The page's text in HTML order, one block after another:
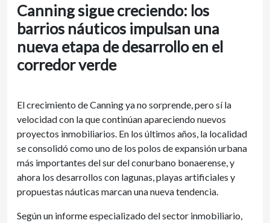
Canning sigue creciendo: los
barrios náuticos impulsan una
nueva etapa de desarrollo en el
corredor verde
El crecimiento de Canning ya no sorprende, pero sí la
velocidad con la que continúan apareciendo nuevos
proyectos inmobiliarios. En los últimos años, la localidad
se consolidó como uno de los polos de expansión urbana
más importantes del sur del conurbano bonaerense, y
ahora los desarrollos con lagunas, playas artificiales y
propuestas náuticas marcan una nueva tendencia.
Según un informe especializado del sector inmobiliario,